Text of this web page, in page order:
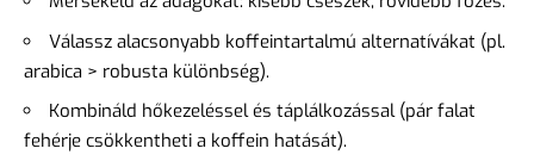
Válassz alacsonyabb koffeintartalmú alternatívákat (pl.
arabica > robusta különbség).
Kombináld hőkezeléssel és táplálkozással (pár falat
fehérje csökkentheti a koffein hatását).